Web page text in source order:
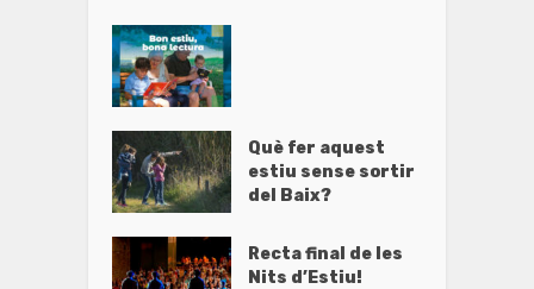
Què fer aquest
estiu sense sortir
del Baix?
Recta final de les
Nits d’Estiu!